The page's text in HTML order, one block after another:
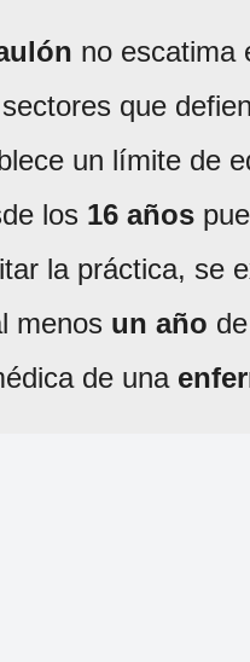
no escatima
que
un límite de
los 16 años
la práctica, se
menos un año
de una